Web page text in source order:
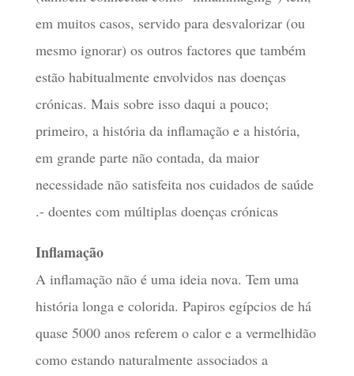
em muitos casos, servido para desvalorizar (ou
mesmo ignorar) os outros factores que também
estão habitualmente envolvidos nas doenças
crónicas. Mais sobre isso daqui a pouco;
primeiro, a história da inflamação e a história,
em grande parte não contada, da maior
necessidade não satisfeita nos cuidados de saúde
- doentes com múltiplas doenças crónicas.
Inflamação
A inflamação não é uma ideia nova. Tem uma
história longa e colorida. Papiros egípcios de há
quase 5000 anos referem o calor e a vermelhidão
como estando naturalmente associados a